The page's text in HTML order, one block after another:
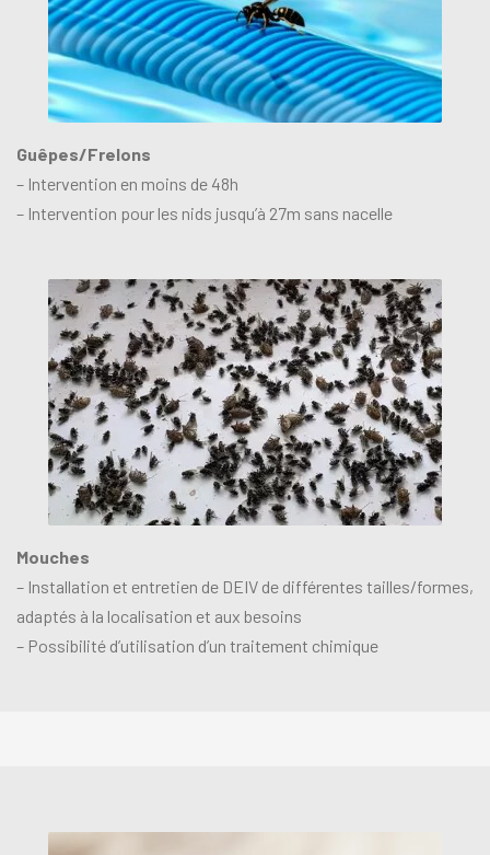
Guêpes/Frelons
– Intervention en moins de 48h
– Intervention pour les nids jusqu’à 27m sans nacelle
Mouches
– Installation et entretien de DEIV de différentes tailles/formes,
adaptés à la localisation et aux besoins
– Possibilité d’utilisation d’un traitement chimique